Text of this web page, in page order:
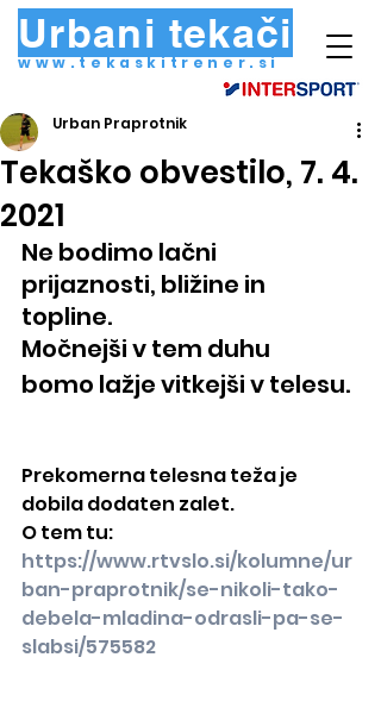
Urbani tekači
www.tekaskitrener.si
Tekaško obvestilo, 7. 4.
2021
Urban Praprotnik
Ne bodimo lačni
prijaznosti, bližine in
topline.
Močnejši v tem duhu
bomo lažje vitkejši v telesu.
Prekomerna telesna teža je
dobila dodaten zalet.
O tem tu:
https://www.rtvslo.si/kolumne/ur
ban-praprotnik/se-nikoli-tako-
debela-mladina-odrasli-pa-se-
slabsi/575582